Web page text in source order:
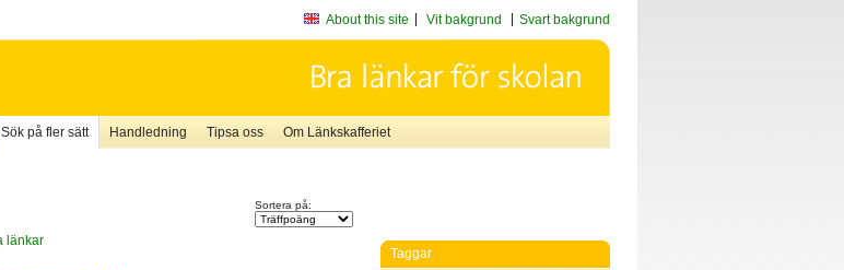
About this site Vit bakgrund Svart bakgrund
Sök på fler sätt Handledning Tipsa oss Om Länkskafferiet
Sortera på:
länkar
Taggar